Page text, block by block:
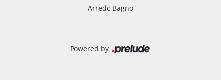
Arredo Bagno
Powered by